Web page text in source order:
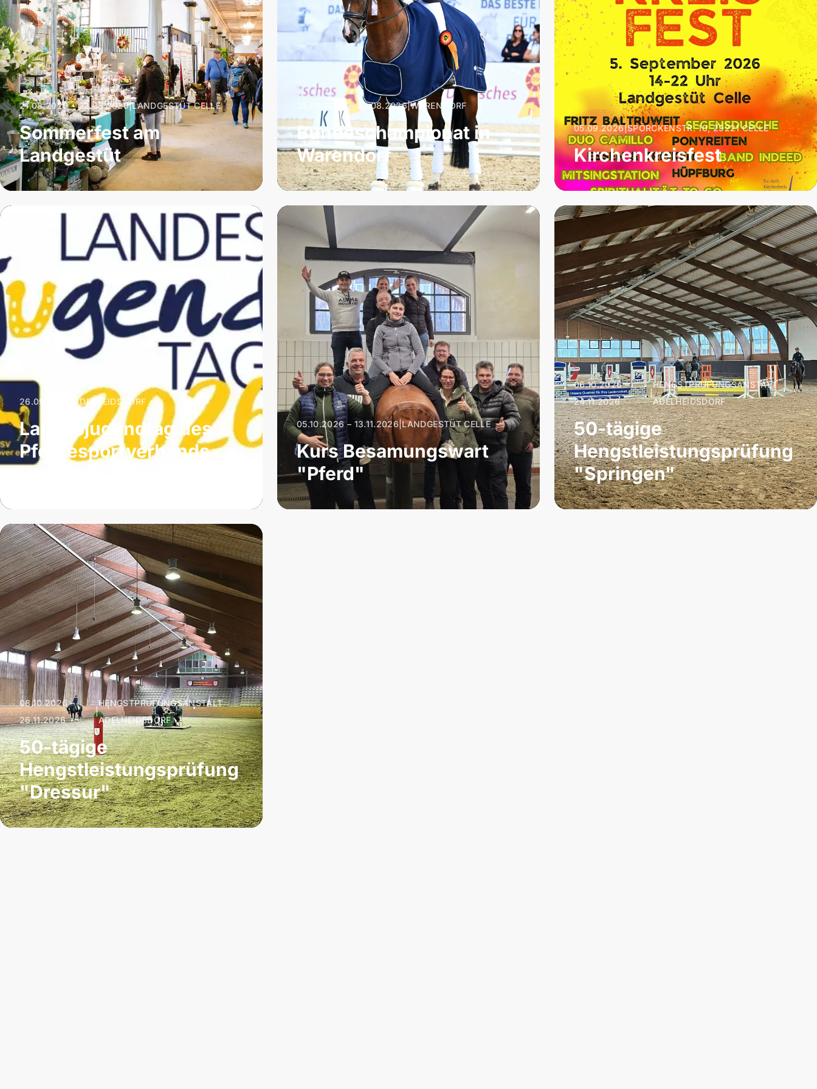
21.08.2026 – 23.08.2026|LANDGESTÜT CELLE
Sommerfest am
Landgestüt
25.08.2026 – 30.08.2026|WARENDORF
Bundeschampionat in
Warendorf
05.09.2026|SPÖRCKENSTR. 10, 29221 CELLE
Kirchenkreisfest
26.09.2026 ADELHEIDSDORF
Landesjugendtag des
Pferdesportverbands
Hannover
05.10.2026 – 13.11.2026|LANDGESTÜT CELLE
Kurs Besamungswart
"Pferd"
06.10.2026 –
24.11.2026
|
HENGSTPRÜFUNGSANSTALT
ADELHEIDSDORF
50-tägige
Hengstleistungsprüfung
"Springen"
08.10.2026 –
26.11.2026
|
HENGSTPRÜFUNGSANSTALT
ADELHEIDSDORF
50-tägige
Hengstleistungsprüfung
"Dressur"